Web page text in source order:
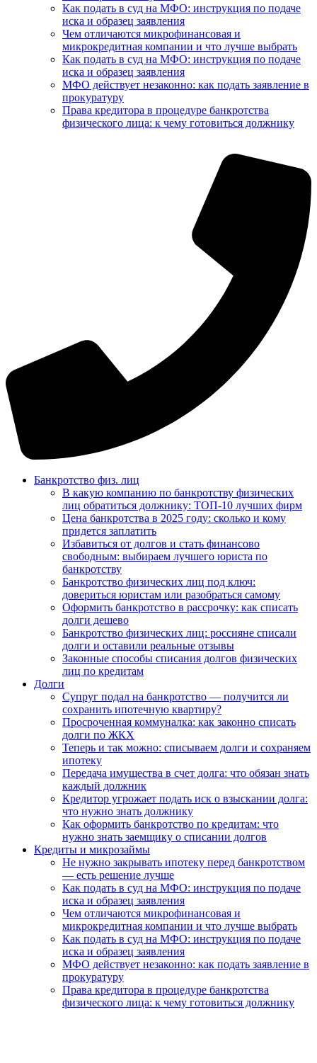
Как подать в суд на МФО: инструкция по подаче
иска и образец заявления
Чем отличаются микрофинансовая и
микрокредитная компании и что лучше выбрать
Как подать в суд на МФО: инструкция по подаче
иска и образец заявления
МФО действует незаконно: как подать заявление в
прокуратуру
Права кредитора в процедуре банкротства
физического лица: к чему готовиться должнику
Банкротство физ. лиц
В какую компанию по банкротству физических
лиц обратиться должнику: ТОП-10 лучших фирм
Цена банкротства в 2025 году: сколько и кому
придется заплатить
Избавиться от долгов и стать финансово
свободным: выбираем лучшего юриста по
банкротству
Банкротство физических лиц под ключ:
довериться юристам или разобраться самому
Оформить банкротство в рассрочку: как списать
долги дешево
Банкротство физических лиц: россияне списали
долги и оставили реальные отзывы
Законные способы списания долгов физических
лиц по кредитам
Долги
Супруг подал на банкротство — получится ли
сохранить ипотечную квартиру?
Просроченная коммуналка: как законно списать
долги по ЖКХ
Теперь и так можно: списываем долги и сохраняем
ипотеку
Передача имущества в счет долга: что обязан знать
каждый должник
Кредитор угрожает подать иск о взыскании долга:
что нужно знать должнику
Как оформить банкротство по кредитам: что
нужно знать заемщику о списании долгов
Кредиты и микрозаймы
Не нужно закрывать ипотеку перед банкротством
— есть решение лучше
Как подать в суд на МФО: инструкция по подаче
иска и образец заявления
Чем отличаются микрофинансовая и
микрокредитная компании и что лучше выбрать
Как подать в суд на МФО: инструкция по подаче
иска и образец заявления
МФО действует незаконно: как подать заявление в
прокуратуру
Права кредитора в процедуре банкротства
физического лица: к чему готовиться должнику